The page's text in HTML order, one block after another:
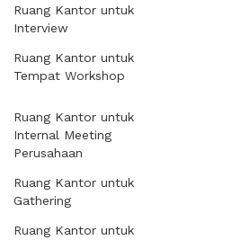
Ruang Kantor untuk
Interview
Ruang Kantor untuk
Tempat Workshop
Ruang Kantor untuk
Internal Meeting
Perusahaan
Ruang Kantor untuk
Gathering
Ruang Kantor untuk